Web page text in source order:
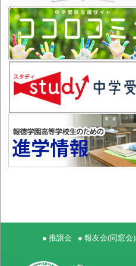
● 推譲会 ● 報友会(同窓会)